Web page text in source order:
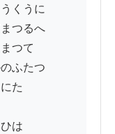
くうに
つるへ
つて
ふたつ
た